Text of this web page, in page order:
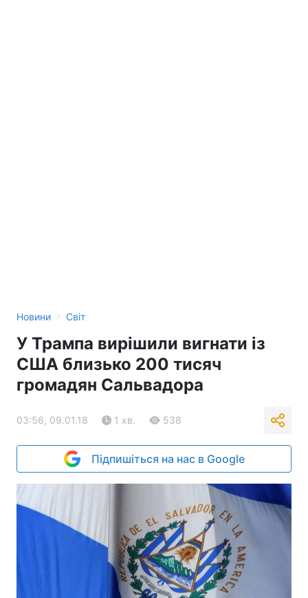
Новини › Світ
У Трампа вирішили вигнати із
США близько 200 тисяч
громадян Сальвадора
03:56, 09.01.18 1 хв. 538
Підпишіться на нас в Google